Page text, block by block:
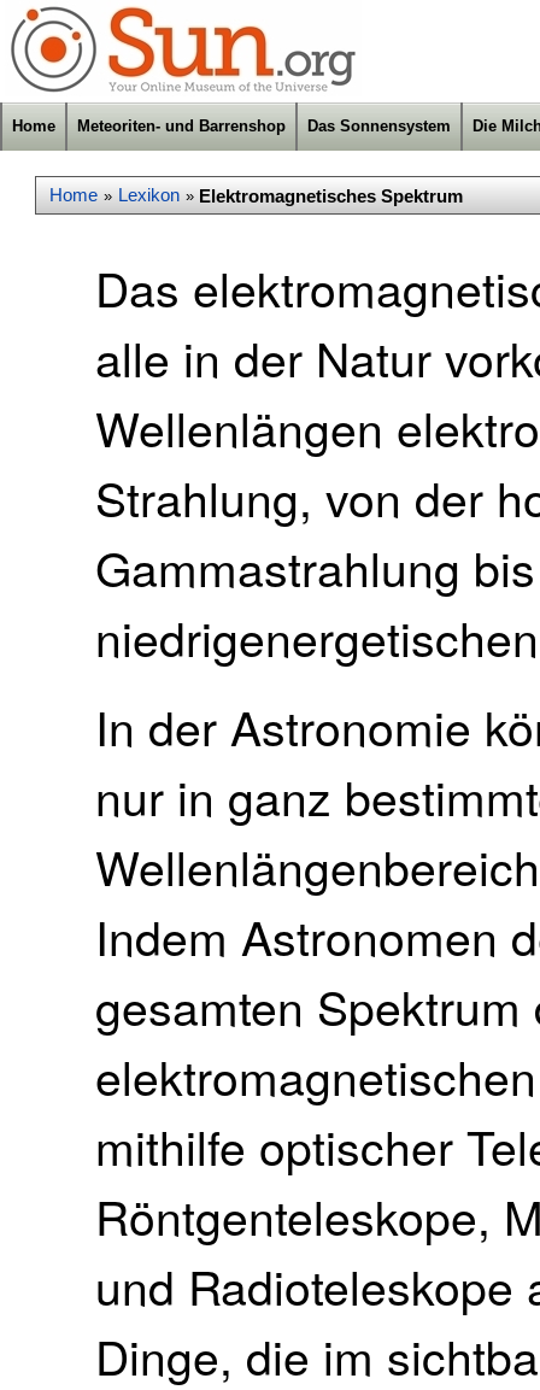
Home Meteoriten- und Barrenshop Das Sonnensystem Die
Home » Lexikon » Elektromagnetisches Spektrum
Das
alle in der Natur
Wellenlängen
Strahlung, von der
Gammastrahlung
In der Astronomie
nur in ganz
Indem Astronomen
gesamten Spektrum
mithilfe optischer
Röntgenteleskope,
und Radioteleskope
Dinge, die im